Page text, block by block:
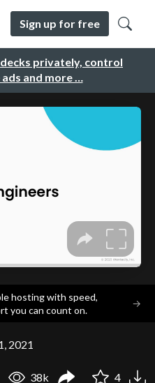
privately, control
and more …
Sign up for free
hosting with speed,
you can count on.
→
2021
38k 4